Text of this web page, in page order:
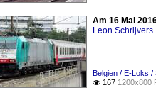
Am 16 Mai
Leon Schrijvers
Belgien / E-Loks /
 167 1200x800